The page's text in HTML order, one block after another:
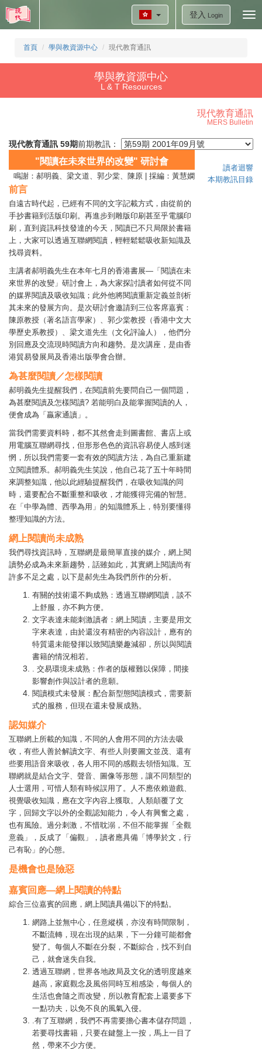
登入 Login
首頁 學與教資源中心 現代教育通訊
學與教資源中心
L & T Resources
現代教育通訊
MERS Bulletin
現代教育通訊 59期前期教訊：
"閱讀在未來世界的改變" 研討會
鳴謝：郝明義、梁文道、郭少棠、陳原 | 採編：黃慧嫻
前言
自遠古時代起，已經有不同的文字記載方式，由從前的
手抄書籍到活版印刷。再進步到雕版印刷甚至乎電腦印
刷，直到資訊科技發達的今天，閱讀已不只局限於書籍
上，大家可以透過互聯網閱讀，輕輕鬆鬆吸收新知識及
找尋資料。
主講者郝明義先生在本年七月的香港書展—「閱讀在未
來世界的改變」研討會上，為大家探討讀者如何從不同
的媒界閱讀及吸收知識；此外他將閱讀重新定義並剖析
其未來的發展方向。是次研討會邀請到三位客席嘉賓：
陳原教授（著名語言學家）、郭少棠教授（香港中文大
學歷史系教授）、梁文道先生（文化評論人），他們分
別回應及交流現時閱讀方向和趨勢。是次講座，是由香
港貿易發展局及香港出版學會合辦。
為甚麼閱讀／怎樣閱讀
郝明義先生提醒我們，在閱讀前先要問自己一個問題，
為甚麼閱讀及怎樣閱讀? 若能明白及能掌握閱讀的人，
便會成為「贏家通讀」。
當我們需要資料時，都不其然會走到圖書館、書店上或
用電腦互聯網尋找，但形形色色的資訊容易使人感到迷
惘，所以我們需要一套有效的閱讀方法，為自己重新建
立閱讀體系。郝明義先生笑說，他自己花了五十年時間
來調整知識，他以此經驗提醒我們，在吸收知識的同
時，還要配合不斷重整和吸收，才能獲得完備的智慧。
在「中學為體、西學為用」的知識體系上，特別要懂得
整理知識的方法。
網上閱讀尚未成熟
我們尋找資訊時，互聯網是最簡單直接的媒介，網上閱
讀勢必成為未來新趨勢，話雖如此，其實網上閱讀尚有
許多不足之處，以下是郝先生為我們所作的分析。
有關的技術還不夠成熟：透過互聯網閱讀，談不
上舒服，亦不夠方便。
文字表達未能刺激讀者：網上閱讀，主要是用文
字來表達，由於還沒有精密的內容設計，應有的
特質還未能發揮以致閱讀樂趣減卻，所以與閱讀
書籍的情況相若。
. 交易環境未成熟：作者的版權難以保障，間接
影響創作與設計者的意願。
閱讀模式未發展：配合新型態閱讀模式，需要新
式的服務，但現在還未發展成熟。
認知媒介
互聯網上所載的知識，不同的人會用不同的方法去吸
收，有些人善於解讀文字、有些人則要圖文並茂、還有
些要用語音來吸收，各人用不同的感觀去領悟知識。互
聯網就是結合文字、聲音、圖像等形態，讓不同類型的
人士選用，可惜人類有時候誤用了。人不應依賴遊戲、
視覺吸收知識，應在文字內容上獲取。人類顛覆了文
字，回歸文字以外的全觀認知能力，令人有興奮之處，
也有風險。過分刺激，不惜耽溺，不但不能掌握「全觀
意義」，反成了「偏觀」，讀者應具備「博學於文，行
己有恥」的心態。
是機會也是險惡
嘉賓回應—網上閱讀的特點
綜合三位嘉賓的回應，網上閱讀具備以下的特點。
網路上並無中心，任意縱橫，亦沒有時間限制，
不斷流轉，現在出現的結果，下一分鐘可能都會
變了。每個人不斷在分裂，不斷綜合，找不到自
己，就會迷失自我。
透過互聯網，世界各地政局及文化的透明度越來
越高，家庭觀念及風俗同時互相感染，每個人的
生活也會隨之而改變，所以教育配套上還要多下
一點功夫，以免不良的風氣入侵。
.有了互聯網，我們不再需要擔心書本儲存問題，
若要尋找書籍，只要在鍵盤上一按，馬上一目了
然，帶來不少方便。
讀者迴響
本期教訊目錄